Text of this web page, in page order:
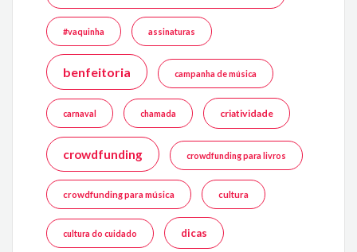
#vaquinha assinaturas
benfeitoria campanha de música
carnaval chamada criatividade
crowdfunding crowdfunding para livros
crowdfunding para música cultura
cultura do cuidado dicas